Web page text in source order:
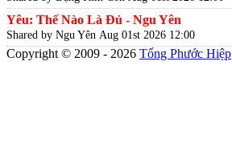
Yêu: Thế Nào Là Đủ - Ngu Yên
Shared by Ngu Yên Aug 01st 2026 12:00
Copyright © 2009 - 2026 Tống Phước Hiệp